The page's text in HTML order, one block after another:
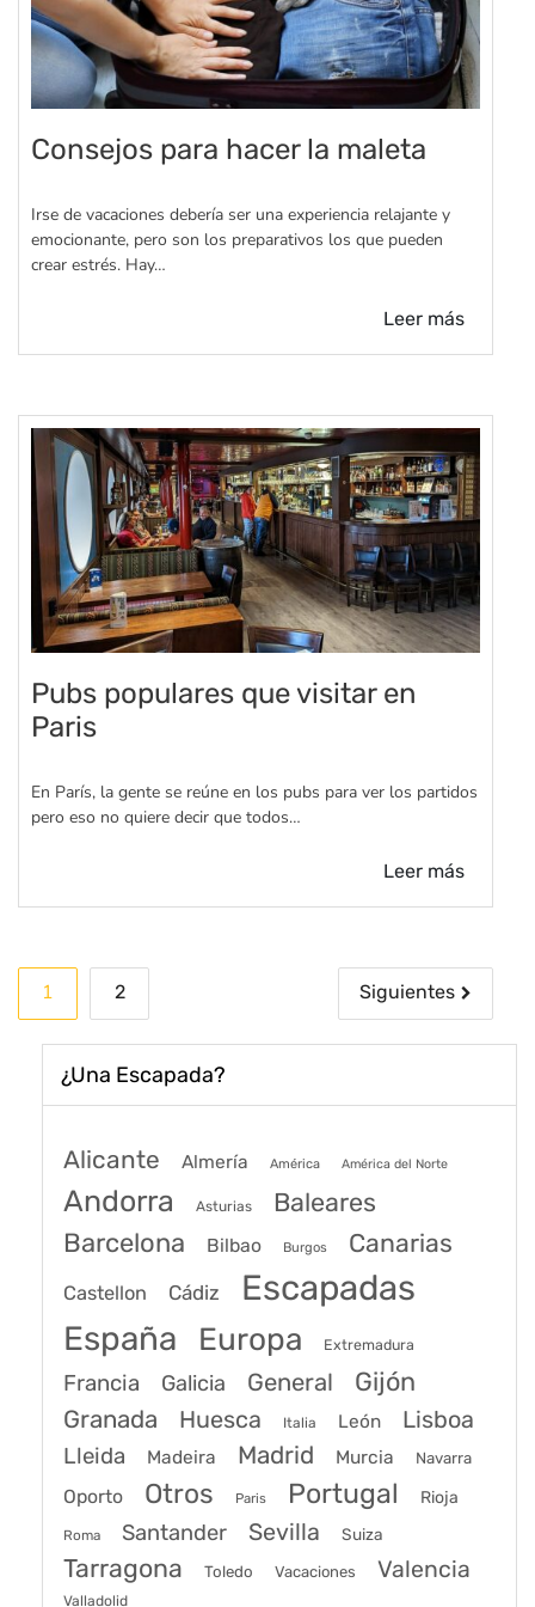
Consejos para hacer la maleta
Irse de vacaciones debería ser una experiencia relajante y
emocionante, pero son los preparativos los que pueden
crear estrés. Hay…
Leer más
Pubs populares que visitar en
Paris
En París, la gente se reúne en los pubs para ver los partidos
pero eso no quiere decir que todos…
Leer más
Paginación
de
entradas
1 2 Siguientes
¿Una Escapada?
Alicante Almería América América del Norte
Andorra Asturias Baleares
Barcelona Bilbao Burgos Canarias
Castellon Cádiz Escapadas
España Europa Extremadura
Francia Galicia General Gijón
Granada Huesca Italia León Lisboa
Lleida Madeira Madrid Murcia Navarra
Oporto Otros Paris Portugal Rioja
Roma Santander Sevilla Suiza
Tarragona Toledo Vacaciones Valencia
Valladolid